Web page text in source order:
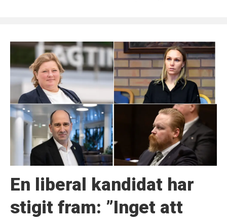
En liberal kandidat har
stigit fram: ”Inget att